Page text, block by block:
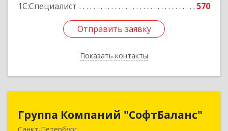
1С:Специалист
570
Отправить заявку
Показать контакты
Отправить заявку
Назад
Группа Компаний "СофтБаланс"
Санкт-Петербург
Группа Компаний "СофтБаланс"